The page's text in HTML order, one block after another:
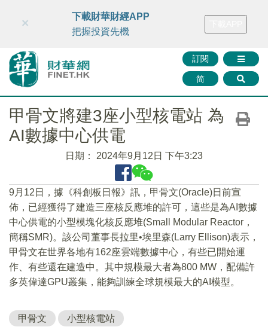
財華智庫網 FINTV FINMETA 財華證券 媒體矩陣
訂閱
简
×
下載財華財經APP
把握投資先機
甲骨文將建3座小型核電站 為
AI數據中心供電
日期： 2024年9月12日 下午3:23
9月12日，據《科創板日報》訊，甲骨文(Oracle)日前宣
佈，已經獲得了建造三座核反應堆的許可，這些是為AI數據
中心供電的小型模塊化核反應堆(Small Modular Reactor，
簡稱SMR)。該公司董事長拉里•埃里森(Larry Ellison)表示，
甲骨文在世界各地有162座雲端數據中心，有些已開始運
作、有些還在建造中。其中規模最大者為800 MW，配備許
多英偉達GPU叢集，能夠訓練全球規模最大的AI模型。
甲骨文 小型核電站